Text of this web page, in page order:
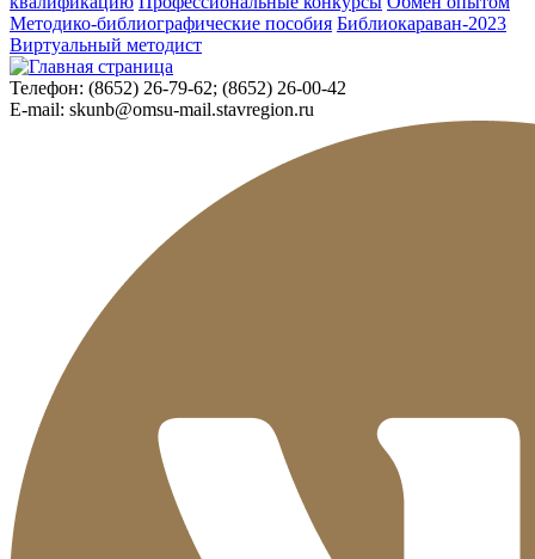
Методико-библиографические пособия Библиокараван-2023
Виртуальный методист
Телефон: (8652) 26-79-62; (8652) 26-00-42
E-mail: skunb@omsu-mail.stavregion.ru